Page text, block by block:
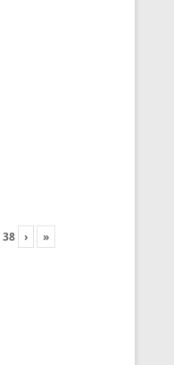
38 › »